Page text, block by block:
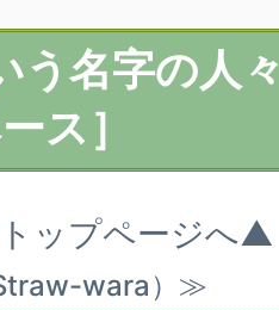
う名字の人々
ス］
ップページへ▲
wara）≫